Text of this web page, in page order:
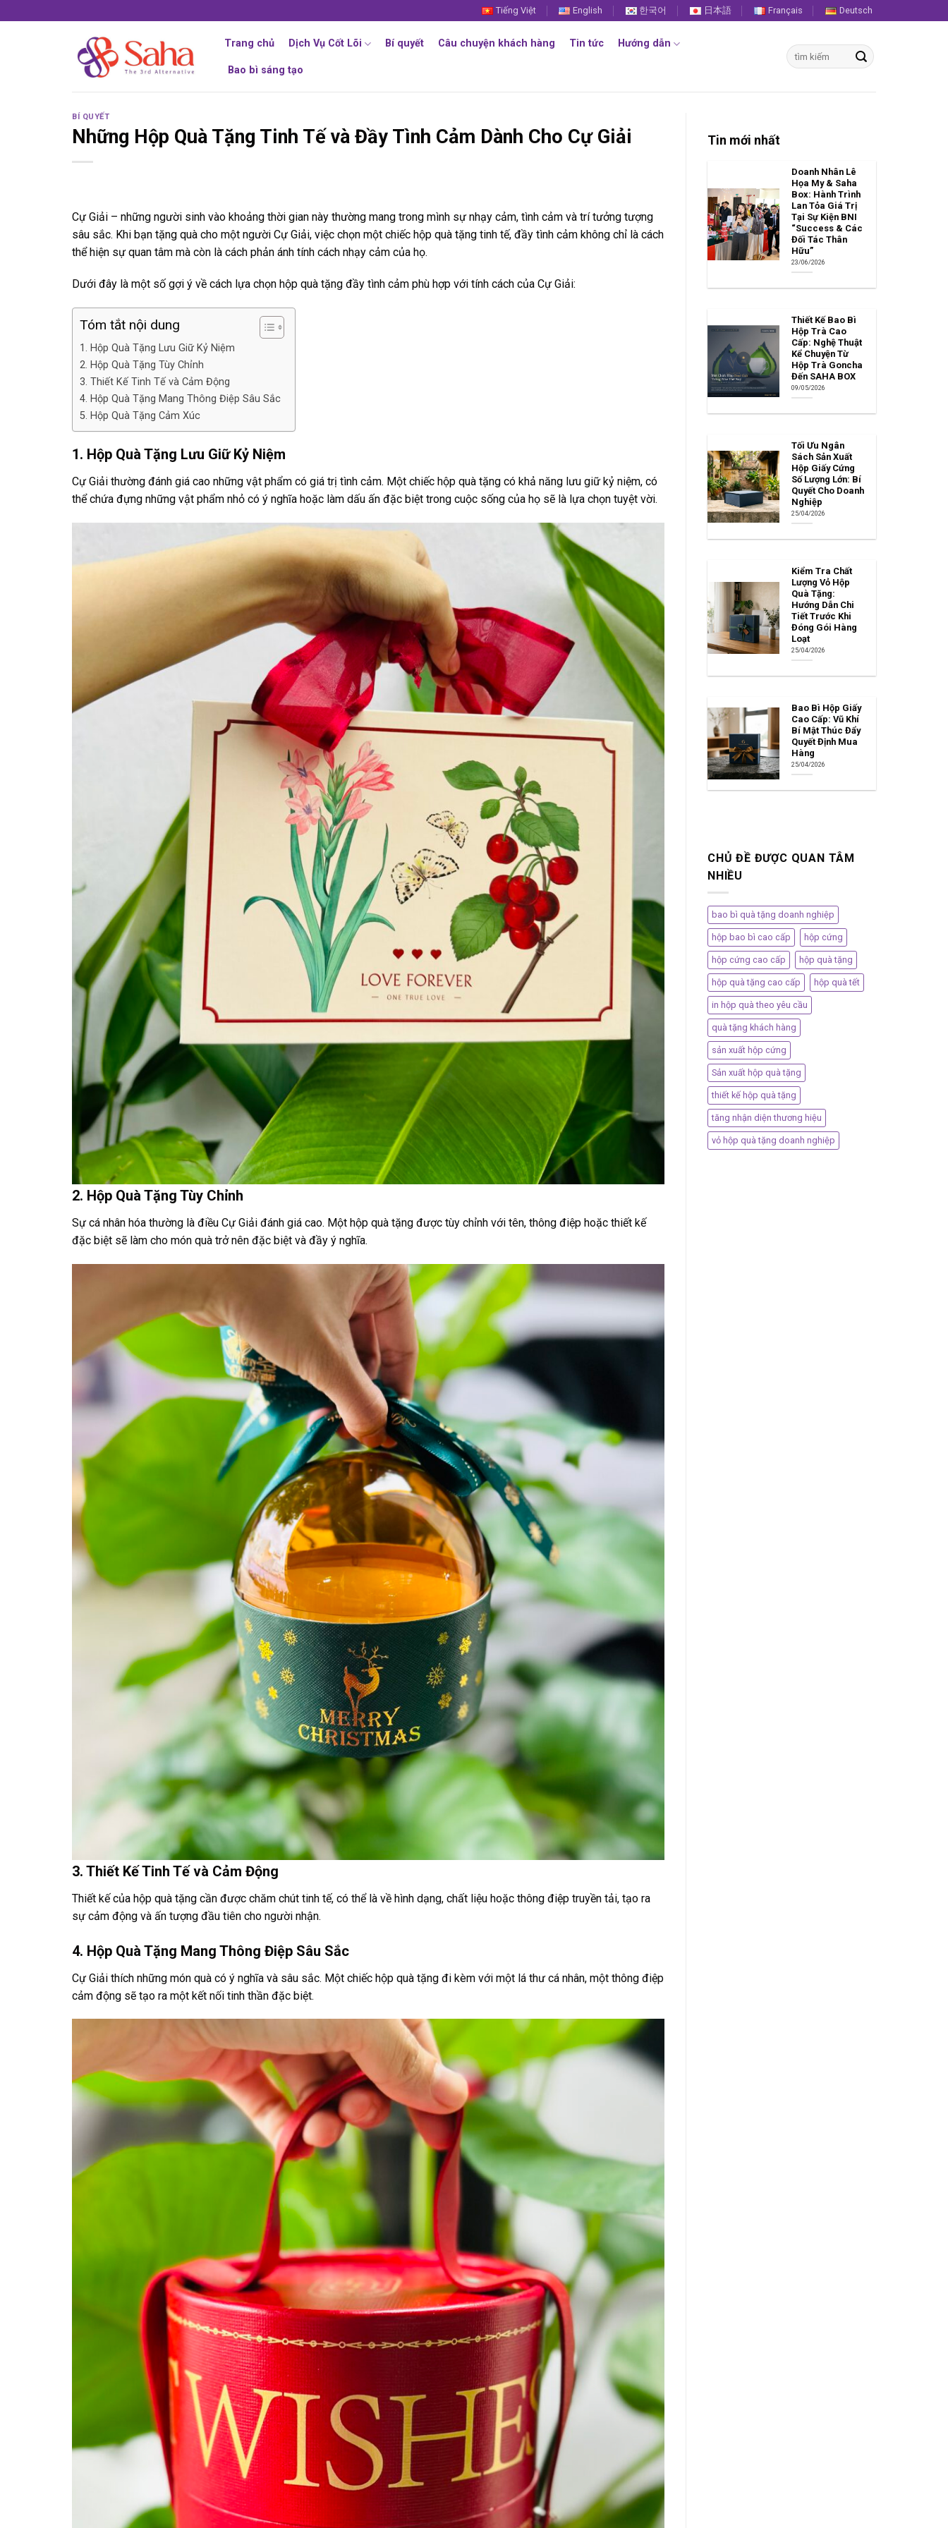
to
Tiếng Việt English 한국어 日本語 Français Deutsch
Trang chủ Dịch Vụ Cốt Lõi Bí quyết Câu chuyện khách hàng Tin tức Hướng dẫn
Bao bì sáng tạo
Tìm
kiếm:
BÍ QUYẾT
Những Hộp Quà Tặng Tinh Tế và Đầy Tình Cảm Dành Cho Cự Giải
Cự Giải – những người sinh vào khoảng thời gian này thường mang trong mình sự nhạy cảm, tình cảm và trí tưởng tượng
sâu sắc. Khi bạn tặng quà cho một người Cự Giải, việc chọn một chiếc hộp quà tặng tinh tế, đầy tình cảm không chỉ là cách
thể hiện sự quan tâm mà còn là cách phản ánh tính cách nhạy cảm của họ.
Dưới đây là một số gợi ý về cách lựa chọn hộp quà tặng đầy tình cảm phù hợp với tính cách của Cự Giải:
Tóm tắt nội dung
1. Hộp Quà Tặng Lưu Giữ Kỷ Niệm
2. Hộp Quà Tặng Tùy Chỉnh
3. Thiết Kế Tinh Tế và Cảm Động
4. Hộp Quà Tặng Mang Thông Điệp Sâu Sắc
5. Hộp Quà Tặng Cảm Xúc
1. Hộp Quà Tặng Lưu Giữ Kỷ Niệm
Cự Giải thường đánh giá cao những vật phẩm có giá trị tình cảm. Một chiếc hộp quà tặng có khả năng lưu giữ kỷ niệm, có
thể chứa đựng những vật phẩm nhỏ có ý nghĩa hoặc làm dấu ấn đặc biệt trong cuộc sống của họ sẽ là lựa chọn tuyệt vời.
2. Hộp Quà Tặng Tùy Chỉnh
Sự cá nhân hóa thường là điều Cự Giải đánh giá cao. Một hộp quà tặng được tùy chỉnh với tên, thông điệp hoặc thiết kế
đặc biệt sẽ làm cho món quà trở nên đặc biệt và đầy ý nghĩa.
3. Thiết Kế Tinh Tế và Cảm Động
Thiết kế của hộp quà tặng cần được chăm chút tinh tế, có thể là về hình dạng, chất liệu hoặc thông điệp truyền tải, tạo ra
sự cảm động và ấn tượng đầu tiên cho người nhận.
4. Hộp Quà Tặng Mang Thông Điệp Sâu Sắc
Cự Giải thích những món quà có ý nghĩa và sâu sắc. Một chiếc hộp quà tặng đi kèm với một lá thư cá nhân, một thông điệp
cảm động sẽ tạo ra một kết nối tinh thần đặc biệt.
Tin mới nhất
Doanh Nhân Lê
Họa My & Saha
Box: Hành Trình
Lan Tỏa Giá Trị
Tại Sự Kiện BNI
“Success & Các
Đối Tác Thân
Hữu”
23/06/2026
Thiết Kế Bao Bì
Hộp Trà Cao
Cấp: Nghệ Thuật
Kể Chuyện Từ
Hộp Trà Goncha
Đến SAHA BOX
09/05/2026
Tối Ưu Ngân
Sách Sản Xuất
Hộp Giấy Cứng
Số Lượng Lớn: Bí
Quyết Cho Doanh
Nghiệp
25/04/2026
Kiểm Tra Chất
Lượng Vỏ Hộp
Quà Tặng:
Hướng Dẫn Chi
Tiết Trước Khi
Đóng Gói Hàng
Loạt
25/04/2026
Bao Bì Hộp Giấy
Cao Cấp: Vũ Khí
Bí Mật Thúc Đẩy
Quyết Định Mua
Hàng
25/04/2026
CHỦ ĐỀ ĐƯỢC QUAN TÂM
NHIỀU
bao bì quà tặng doanh nghiệp
hộp bao bì cao cấp hộp cứng
hộp cứng cao cấp hộp quà tặng
hộp quà tặng cao cấp hộp quà tết
in hộp quà theo yêu cầu
quà tặng khách hàng
sản xuất hộp cứng
Sản xuất hộp quà tặng
thiết kế hộp quà tặng
tăng nhận diện thương hiệu
vỏ hộp quà tặng doanh nghiệp